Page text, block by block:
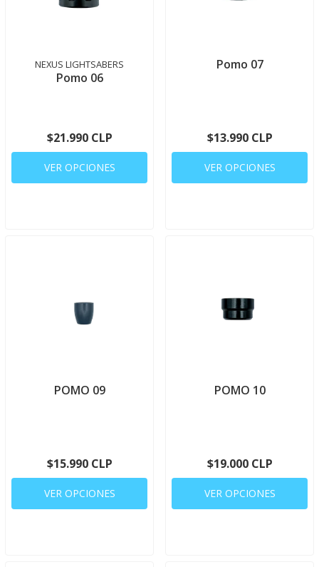
NEXUS LIGHTSABERS
Pomo 06
$21.990 CLP
VER OPCIONES
Pomo 07
$13.990 CLP
VER OPCIONES
POMO 09
$15.990 CLP
VER OPCIONES
POMO 10
$19.000 CLP
VER OPCIONES